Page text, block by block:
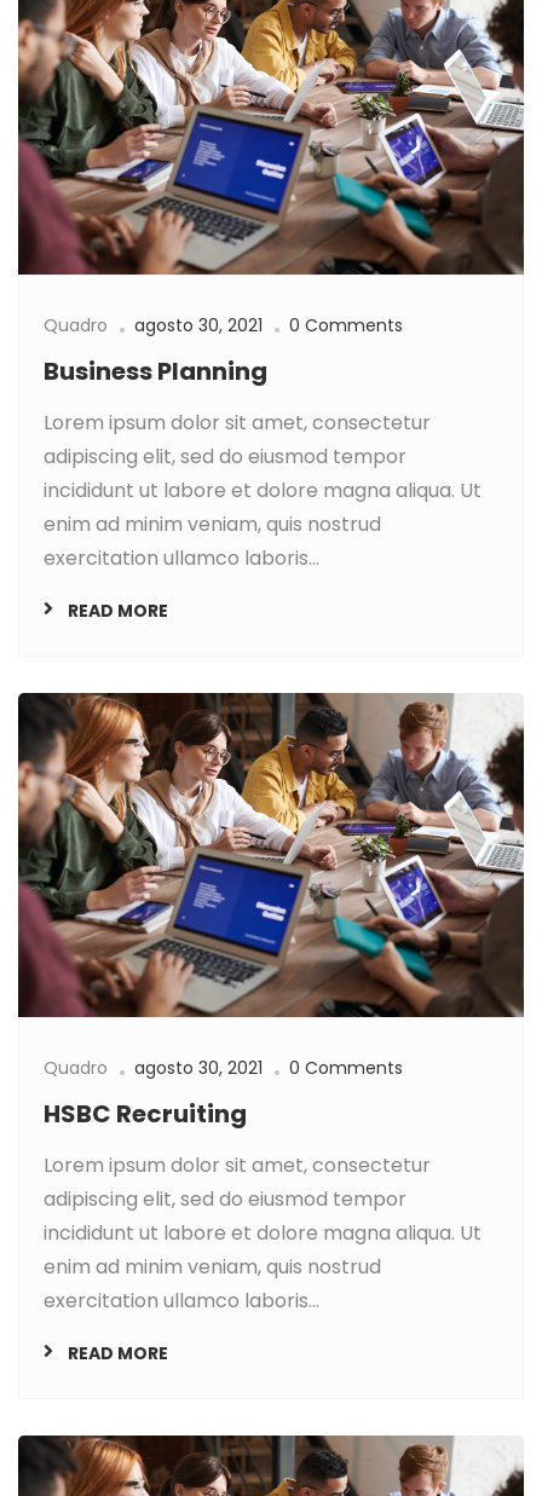
Quadro agosto 30, 2021 0 Comments
Business Planning
Lorem ipsum dolor sit amet, consectetur
adipiscing elit, sed do eiusmod tempor
incididunt ut labore et dolore magna aliqua. Ut
enim ad minim veniam, quis nostrud
exercitation ullamco laboris...
READ MORE
Quadro agosto 30, 2021 0 Comments
HSBC Recruiting
Lorem ipsum dolor sit amet, consectetur
adipiscing elit, sed do eiusmod tempor
incididunt ut labore et dolore magna aliqua. Ut
enim ad minim veniam, quis nostrud
exercitation ullamco laboris...
READ MORE